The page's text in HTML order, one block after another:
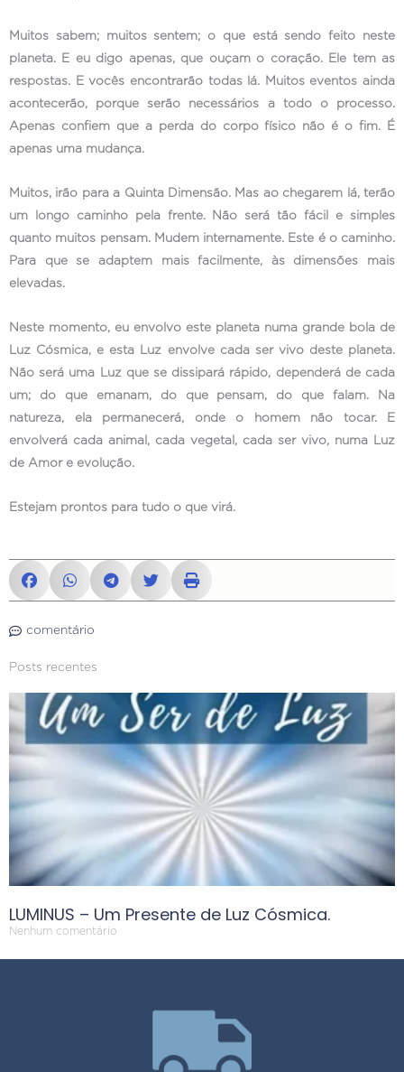
Muitos sabem; muitos sentem; o que está sendo feito neste
planeta. E eu digo apenas, que ouçam o coração. Ele tem as
respostas. E vocês encontrarão todas lá. Muitos eventos ainda
acontecerão, porque serão necessários a todo o processo.
Apenas confiem que a perda do corpo físico não é o fim. É
apenas uma mudança.
Muitos, irão para a Quinta Dimensão. Mas ao chegarem lá, terão
um longo caminho pela frente. Não será tão fácil e simples
quanto muitos pensam. Mudem internamente. Este é o caminho.
Para que se adaptem mais facilmente, às dimensões mais
elevadas.
Neste momento, eu envolvo este planeta numa grande bola de
Luz Cósmica, e esta Luz envolve cada ser vivo deste planeta.
Não será uma Luz que se dissipará rápido, dependerá de cada
um; do que emanam, do que pensam, do que falam. Na
natureza, ela permanecerá, onde o homem não tocar. E
envolverá cada animal, cada vegetal, cada ser vivo, numa Luz
de Amor e evolução.
Estejam prontos para tudo o que virá.
comentário
Posts recentes
LUMINUS – Um Presente de Luz Cósmica.
Nenhum comentário